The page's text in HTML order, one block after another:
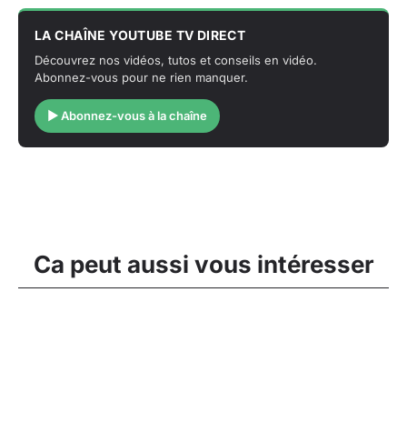
LA CHAÎNE YOUTUBE TV DIRECT
Découvrez nos vidéos, tutos et conseils en vidéo.
Abonnez-vous pour ne rien manquer.
▶ Abonnez-vous à la chaîne
Ca peut aussi vous intéresser